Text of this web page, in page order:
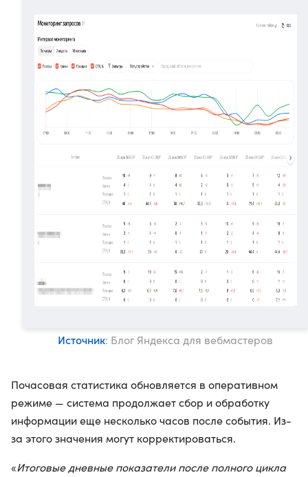
Источник: Блог Яндекса для вебмастеров
Почасовая статистика обновляется в оперативном
режиме — система продолжает сбор и обработку
информации еще несколько часов после события. Из-
за этого значения могут корректироваться.
«Итоговые дневные показатели после полного цикла